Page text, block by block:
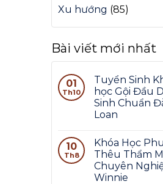
Xu hướng (85)
Bài viết mới nhất
01
Th10
Tuyển Sinh
học Gội Đầu
Sinh Chuẩn
Loan
10
Th8
Khóa Học
Thêu Thẩm
Chuyên
Winnie